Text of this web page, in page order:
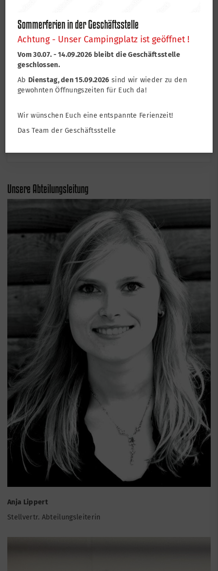
Matthias Rustler
Unsere Abteilungsleitung
Anja Lippert
Stellvertr. Abteilungsleiterin
Sommerferien in der Geschäftsstelle
Achtung - Unser Campingplatz ist geöffnet !
Vom 30.07. - 14.09.2026 bleibt die Geschäftsstelle
geschlossen.
Ab Dienstag, den 15.09.2026 sind wir wieder zu den
gewohnten Öffnungszeiten für Euch da!
Wir wünschen Euch eine entspannte Ferienzeit!
Das Team der Geschäftsstelle